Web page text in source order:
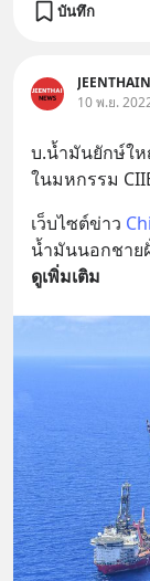
บันทึก
10 พ.ย.
บ.น้ำมันยักษ์ใ
ในมหกรรม
เว็บไซต์ข่าว
น้ำมันนอกชาย
ดูเพิ่มเติม